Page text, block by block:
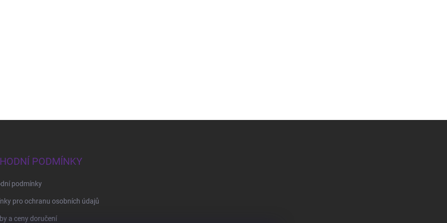
PODMÍNKY
podmínky
pro ochranu osobních údajů
a ceny doručení